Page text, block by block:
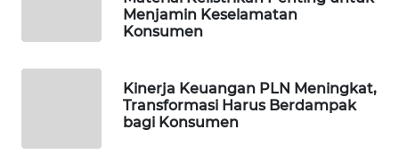
Menjamin Keselamatan
Konsumen
Kinerja Keuangan PLN Meningkat,
Transformasi Harus Berdampak
bagi Konsumen